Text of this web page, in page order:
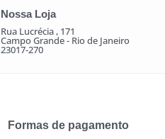
Nossa Loja
Rua Lucrécia , 171
Campo Grande - Rio de Janeiro
23017-270
Formas de pagamento